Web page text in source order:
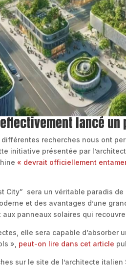
lancé
recherches nous ont
initiative présentée par
« devrait officiellement
City” sera un véritable paradis
et des avantages d’une
aux panneaux solaires qui
elle sera capable d’absorber
», peut-on lire dans cet article
sur le site de l’architecte